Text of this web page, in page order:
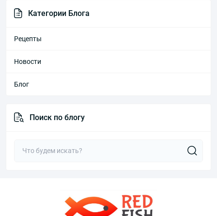
Категории Блога
Рецепты
Новости
Блог
Поиск по блогу